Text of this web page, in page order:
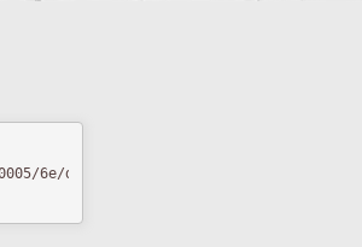
6e/de/25601-3.jpg[/img][/abbr]